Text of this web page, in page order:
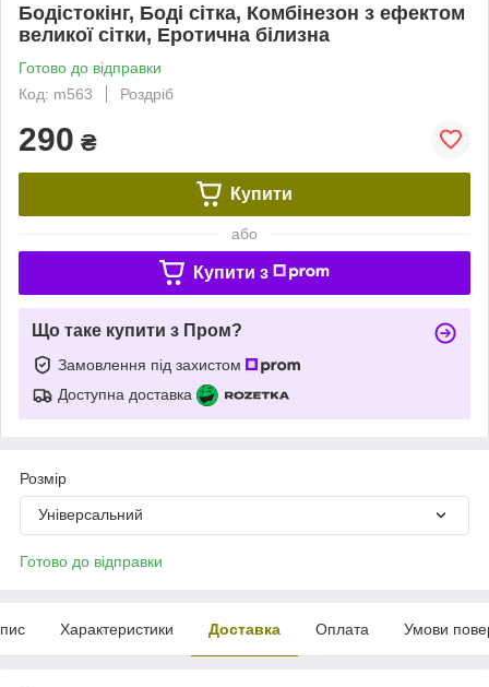
Бодістокінг, Боді сітка, Комбінезон з ефектом
великої сітки, Еротична білизна
Готово до відправки
Код: m563
Роздріб
290 ₴
Купити
або
Купити з
Що таке купити з Пром?
Замовлення під захистом
Доступна доставка
Розмір
Універсальний
Готово до відправки
Характеристики Доставка Оплата Умови